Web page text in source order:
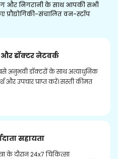
और निगरानी के साथ आपकी सभी
संचालित वन-स्टॉप
और डॉक्टर नेटवर्क
अनुभवी डॉक्टरों के साथ अत्याधुनिक
और उपचार प्राप्त करें। सस्ती कीमत
सहायता
के दौरान 24x7 चिकित्सा